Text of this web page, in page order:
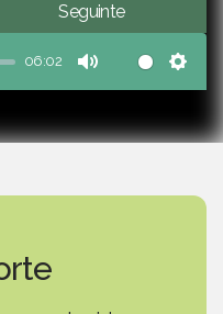
Seguinte
06:02
Mute